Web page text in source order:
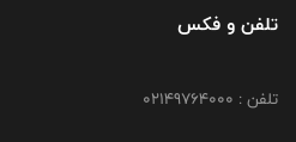
تلفن و فکس
تلفن : 02149764000